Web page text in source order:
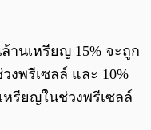
นเหรียญ 15% จะถูก
งพรีเซลล์ และ 10%
หรียญในช่วงพรีเซลล์